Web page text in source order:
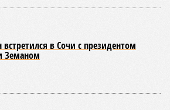
встретился в Сочи с президентом
Земаном